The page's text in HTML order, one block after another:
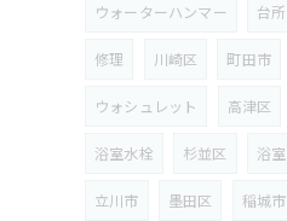
ウォーターハンマー 台所
修理 川崎区 町田市
ウォシュレット 高津区
浴室水栓 杉並区 浴室
立川市 墨田区 稲城市